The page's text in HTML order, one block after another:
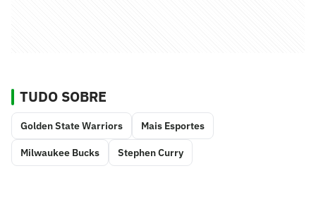
TUDO SOBRE
Golden State Warriors Mais Esportes
Milwaukee Bucks Stephen Curry